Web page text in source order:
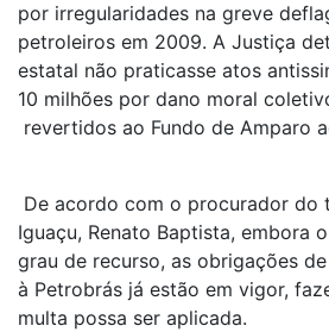
por irregularidades na greve
petroleiros em 2009. A Justiça
estatal não praticasse atos
10 milhões por dano moral
revertidos ao Fundo de Amparo
De acordo com o procurador do
Iguaçu, Renato Baptista, embora
grau de recurso, as obrigações
à Petrobrás já estão em vigor,
multa possa ser aplicada.